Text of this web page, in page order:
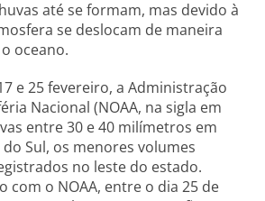
até se formam, mas devido à
se deslocam de maneira
oceano.
e 25 fevereiro, a Administração
Nacional (NOAA, na sigla em
entre 30 e 40 milímetros em
Sul, os menores volumes
no leste do estado.
com o NOAA, entre o dia 25 de